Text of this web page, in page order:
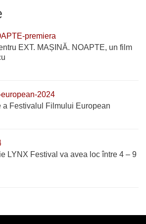
EXT. MAȘINĂ. NOAPTE, un film
a Festivalul Filmului European
LYNX Festival va avea loc între 4 – 9